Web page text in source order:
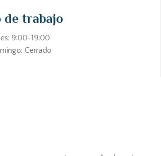
de trabajo
9:00-19:00
Cerrado